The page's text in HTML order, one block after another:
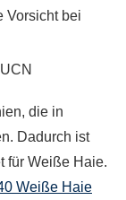
Vorsicht bei
die in
Dadurch ist
für Weiße Haie.
Weiße Haie